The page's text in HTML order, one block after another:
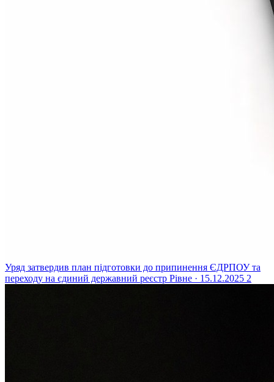
Уряд затвердив план підготовки до припинення ЄДРПОУ та
переходу на єдиний державний реєстр Рівне · 15.12.2025 2